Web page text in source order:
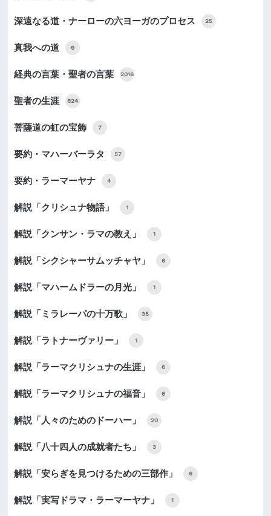
深遠なる道・ナーローの六ヨーガのプロセス 25
真我への道 9
経典の言葉・聖者の言葉 2016
聖者の生涯 824
菩薩道の虹の宝飾 7
要約・マハーバーラタ 57
要約・ラーマーヤナ 4
解説「クリシュナ物語」 1
解説「クンサン・ラマの教え」 1
解説「シクシャーサムッチャヤ」 8
解説「マハームドラーの月光」 1
解説「ミラレーパの十万歌」 35
解説「ラトナーヴァリー」 1
解説「ラーマクリシュナの生涯」 6
解説「ラーマクリシュナの福音」 6
解説「人々のためのドーハー」 20
解説「八十四人の成就者たち」 3
解説「安らぎを見つけるための三部作」 6
解説「実写ドラマ・ラーマーヤナ」 1